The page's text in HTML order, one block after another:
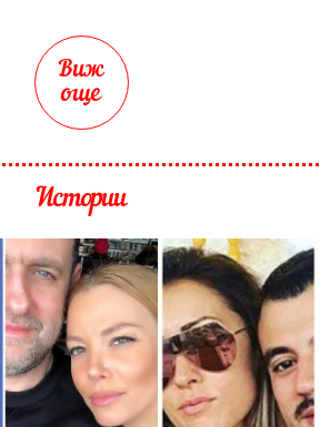
Виж
още
Истории